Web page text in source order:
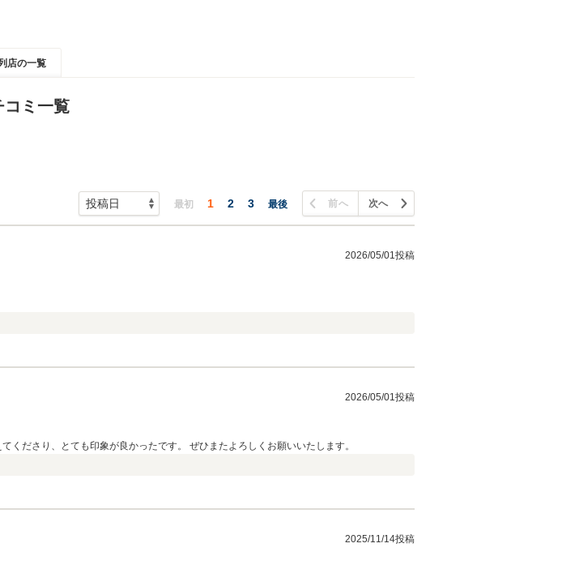
店の一覧
ミ一覧
最初 1 2 3 最後 前へ 次へ
2026/05/01投稿
2026/05/01投稿
ださり、とても印象が良かったです。 ぜひまたよろしくお願いいたします。
2025/11/14投稿